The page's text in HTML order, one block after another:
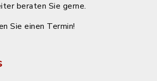
beraten Sie gerne.
Sie einen Termin!